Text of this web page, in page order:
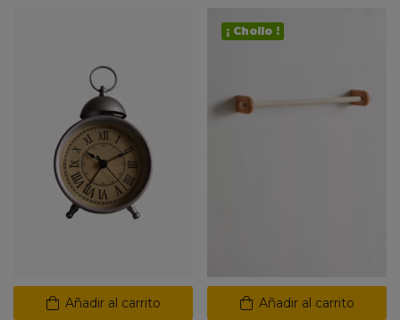
Añadir al carrito Añadir al carrito
¡ Chollo !